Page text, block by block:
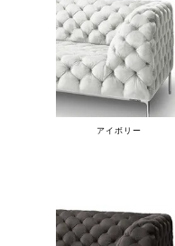
アイボリー